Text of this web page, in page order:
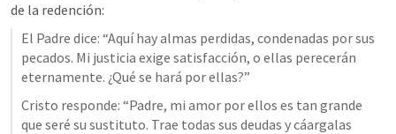
de la redención:
El Padre dice: “Aquí hay almas perdidas, condenadas por sus
pecados. Mi justicia exige satisfacción, o ellas perecerán
Cristo responde: “Padre, mi amor por ellos es tan grande
que seré su sustituto. Trae todas sus deudas y cáargalas